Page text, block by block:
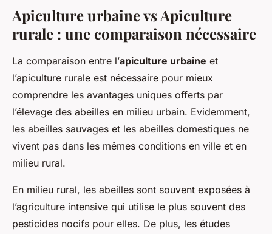
Apiculture urbaine vs Apiculture
rurale : une comparaison nécessaire
La comparaison entre l’apiculture urbaine et
l’apiculture rurale est nécessaire pour mieux
comprendre les avantages uniques offerts par
l’élevage des abeilles en milieu urbain. Evidemment,
les abeilles sauvages et les abeilles domestiques ne
vivent pas dans les mêmes conditions en ville et en
milieu rural.
En milieu rural, les abeilles sont souvent exposées à
l’agriculture intensive qui utilise le plus souvent des
pesticides nocifs pour elles. De plus, les études